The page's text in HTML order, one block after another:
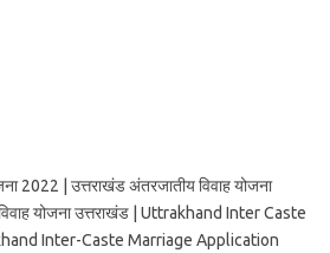
2022 | उत्तराखंड अंतरजातीय विवाह योजना
योजना उत्तराखंड | Uttrakhand Inter Caste
Inter-Caste Marriage Application